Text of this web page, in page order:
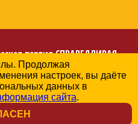
партияСПРАВЕДЛИВАЯ
в Томской области
2026
персональных данных
Продолжая
настроек, вы даёте
данных в
сайта.